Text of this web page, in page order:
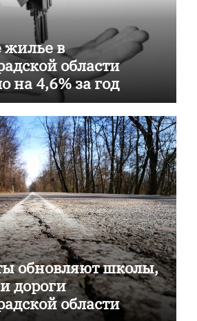
жилье в
области
на 4,6% за год
обновляют школы,
дороги
области